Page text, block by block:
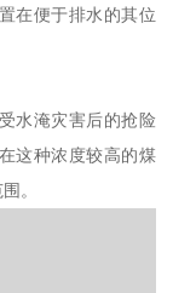
在便于排水的其位
水淹灾害后的抢险
这种浓度较高的煤
。